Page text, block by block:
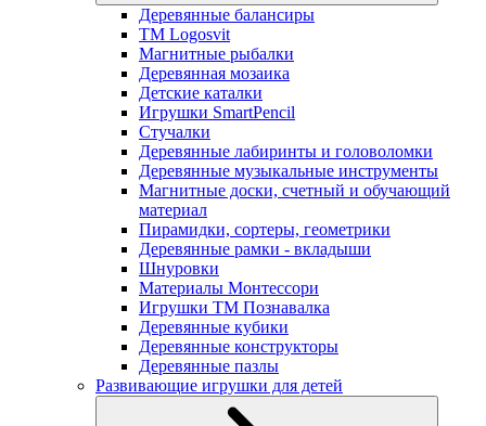
Деревянные балансиры
TM Logosvit
Магнитные рыбалки
Деревянная мозаика
Детские каталки
Игрушки SmartPencil
Стучалки
Деревянные лабиринты и головоломки
Деревянные музыкальные инструменты
Магнитные доски, счетный и обучающий
материал
Пирамидки, сортеры, геометрики
Деревянные рамки - вкладыши
Шнуровки
Материалы Монтессори
Игрушки ТМ Познавалка
Деревянные кубики
Деревянные конструкторы
Деревянные пазлы
Развивающие игрушки для детей